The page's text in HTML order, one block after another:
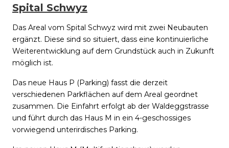
Spital Schwyz
Das Areal vom Spital Schwyz wird mit zwei Neubauten
ergänzt. Diese sind so situiert, dass eine kontinuierliche
Weiterentwicklung auf dem Grundstück auch in Zukunft
möglich ist.
Das neue Haus P (Parking) fasst die derzeit
verschiedenen Parkflächen auf dem Areal geordnet
zusammen. Die Einfahrt erfolgt ab der Waldeggstrasse
und führt durch das Haus M in ein 4-geschossiges
vorwiegend unterirdisches Parking.